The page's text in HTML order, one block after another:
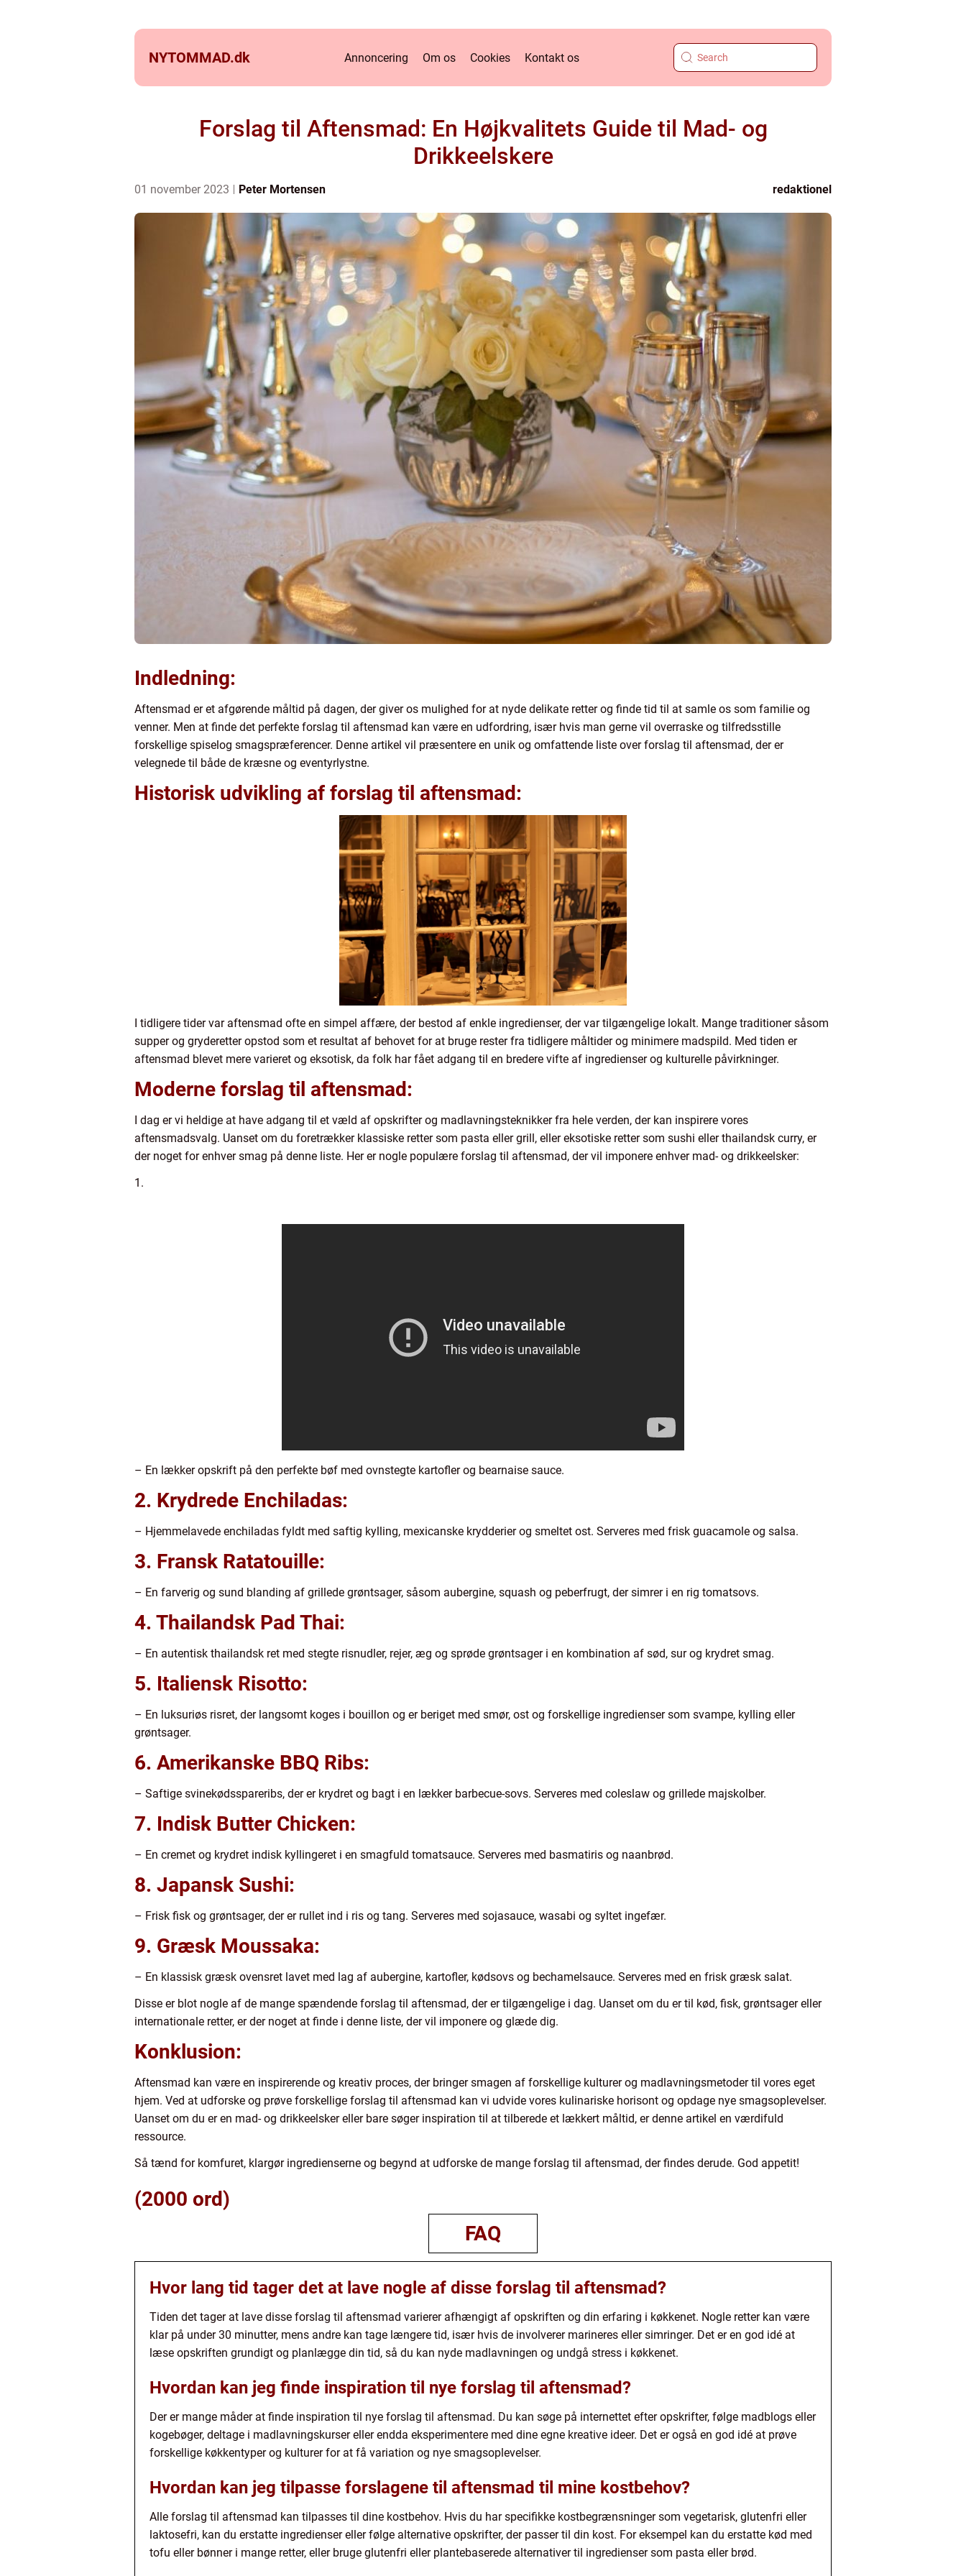
NYTOMMAD.dk Annoncering Om os Cookies Kontakt os
Forslag til Aftensmad: En Højkvalitets Guide til Mad- og
Drikkeelskere
01 november 2023 Peter Mortensen redaktionel
Indledning:
Aftensmad er et afgørende måltid på dagen, der giver os mulighed for at nyde delikate retter og finde tid til at samle os som familie og
venner. Men at finde det perfekte forslag til aftensmad kan være en udfordring, især hvis man gerne vil overraske og tilfredsstille
forskellige spiselog smagspræferencer. Denne artikel vil præsentere en unik og omfattende liste over forslag til aftensmad, der er
velegnede til både de kræsne og eventyrlystne.
Historisk udvikling af forslag til aftensmad:
I tidligere tider var aftensmad ofte en simpel affære, der bestod af enkle ingredienser, der var tilgængelige lokalt. Mange traditioner såsom
supper og gryderetter opstod som et resultat af behovet for at bruge rester fra tidligere måltider og minimere madspild. Med tiden er
aftensmad blevet mere varieret og eksotisk, da folk har fået adgang til en bredere vifte af ingredienser og kulturelle påvirkninger.
Moderne forslag til aftensmad:
I dag er vi heldige at have adgang til et væld af opskrifter og madlavningsteknikker fra hele verden, der kan inspirere vores
aftensmadsvalg. Uanset om du foretrækker klassiske retter som pasta eller grill, eller eksotiske retter som sushi eller thailandsk curry, er
der noget for enhver smag på denne liste. Her er nogle populære forslag til aftensmad, der vil imponere enhver mad- og drikkeelsker:
1.
– En lækker opskrift på den perfekte bøf med ovnstegte kartofler og bearnaise sauce.
2. Krydrede Enchiladas:
– Hjemmelavede enchiladas fyldt med saftig kylling, mexicanske krydderier og smeltet ost. Serveres med frisk guacamole og salsa.
3. Fransk Ratatouille:
– En farverig og sund blanding af grillede grøntsager, såsom aubergine, squash og peberfrugt, der simrer i en rig tomatsovs.
4. Thailandsk Pad Thai:
– En autentisk thailandsk ret med stegte risnudler, rejer, æg og sprøde grøntsager i en kombination af sød, sur og krydret smag.
5. Italiensk Risotto:
– En luksuriøs risret, der langsomt koges i bouillon og er beriget med smør, ost og forskellige ingredienser som svampe, kylling eller
grøntsager.
6. Amerikanske BBQ Ribs:
– Saftige svinekødsspareribs, der er krydret og bagt i en lækker barbecue-sovs. Serveres med coleslaw og grillede majskolber.
7. Indisk Butter Chicken:
– En cremet og krydret indisk kyllingeret i en smagfuld tomatsauce. Serveres med basmatiris og naanbrød.
8. Japansk Sushi:
– Frisk fisk og grøntsager, der er rullet ind i ris og tang. Serveres med sojasauce, wasabi og syltet ingefær.
9. Græsk Moussaka:
– En klassisk græsk ovensret lavet med lag af aubergine, kartofler, kødsovs og bechamelsauce. Serveres med en frisk græsk salat.
Disse er blot nogle af de mange spændende forslag til aftensmad, der er tilgængelige i dag. Uanset om du er til kød, fisk, grøntsager eller
internationale retter, er der noget at finde i denne liste, der vil imponere og glæde dig.
Konklusion:
Aftensmad kan være en inspirerende og kreativ proces, der bringer smagen af forskellige kulturer og madlavningsmetoder til vores eget
hjem. Ved at udforske og prøve forskellige forslag til aftensmad kan vi udvide vores kulinariske horisont og opdage nye smagsoplevelser.
Uanset om du er en mad- og drikkeelsker eller bare søger inspiration til at tilberede et lækkert måltid, er denne artikel en værdifuld
ressource.
Så tænd for komfuret, klargør ingredienserne og begynd at udforske de mange forslag til aftensmad, der findes derude. God appetit!
(2000 ord)
FAQ
Hvor lang tid tager det at lave nogle af disse forslag til aftensmad?
Tiden det tager at lave disse forslag til aftensmad varierer afhængigt af opskriften og din erfaring i køkkenet. Nogle retter kan være
klar på under 30 minutter, mens andre kan tage længere tid, især hvis de involverer marineres eller simringer. Det er en god idé at
læse opskriften grundigt og planlægge din tid, så du kan nyde madlavningen og undgå stress i køkkenet.
Hvordan kan jeg finde inspiration til nye forslag til aftensmad?
Der er mange måder at finde inspiration til nye forslag til aftensmad. Du kan søge på internettet efter opskrifter, følge madblogs eller
kogebøger, deltage i madlavningskurser eller endda eksperimentere med dine egne kreative ideer. Det er også en god idé at prøve
forskellige køkkentyper og kulturer for at få variation og nye smagsoplevelser.
Hvordan kan jeg tilpasse forslagene til aftensmad til mine kostbehov?
Alle forslag til aftensmad kan tilpasses til dine kostbehov. Hvis du har specifikke kostbegrænsninger som vegetarisk, glutenfri eller
laktosefri, kan du erstatte ingredienser eller følge alternative opskrifter, der passer til din kost. For eksempel kan du erstatte kød med
tofu eller bønner i mange retter, eller bruge glutenfri eller plantebaserede alternativer til ingredienser som pasta eller brød.